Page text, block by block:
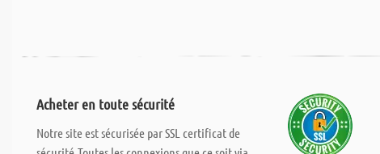
Acheter en toute sécurité
Notre site est sécurisée par SSL certificat de